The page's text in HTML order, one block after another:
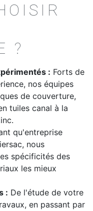
?
: Forts de
nos équipes
de couverture,
tuiles canal à la
qu'entreprise
nous
spécificités des
les mieux
: De l'étude de votre
en passant par